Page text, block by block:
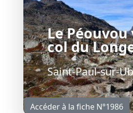
Le Péouvou
col du
Saint-Paul-sur-
Accéder à la fiche N°1986